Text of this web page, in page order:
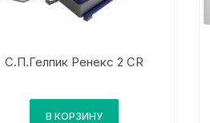
С.П.Гелпик Ренекс 2 CR
В КОРЗИНУ